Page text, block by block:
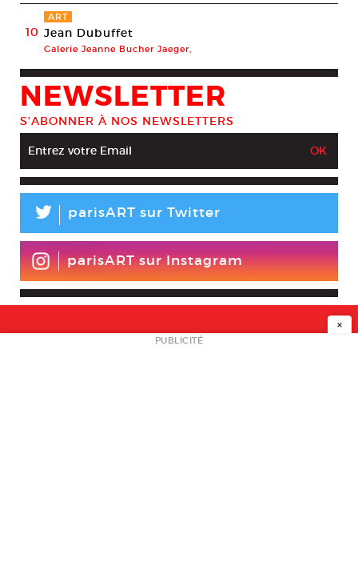
10
ART
Jean Dubuffet
Galerie Jeanne Bucher Jaeger,
NEWSLETTER
S’ABONNER À NOS NEWSLETTERS
L parisART sur Twitter
parisART sur Instagram
NEWSLETTER
×
PUBLICITÉ